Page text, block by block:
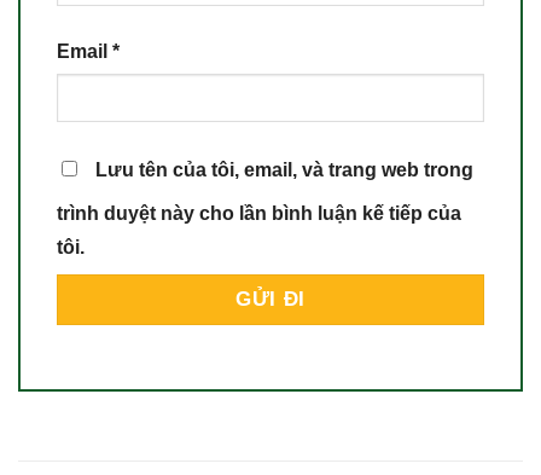
Email *
Lưu tên của tôi, email, và trang web trong
trình duyệt này cho lần bình luận kế tiếp của
tôi.